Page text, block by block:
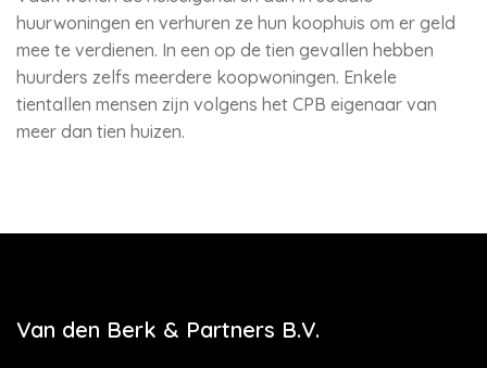
huurwoningen en verhuren ze hun koophuis om er geld
mee te verdienen. In een op de tien gevallen hebben
huurders zelfs meerdere koopwoningen. Enkele
tientallen mensen zijn volgens het CPB eigenaar van
meer dan tien huizen.
Van den Berk & Partners B.V.